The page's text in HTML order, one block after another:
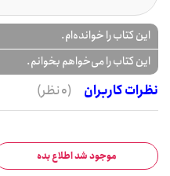
این کتاب را خوانده‌ام.
این کتاب را می‌خواهم بخوانم.
نظرات کاربران
(0 نظر)
موجود شد اطلاع بده